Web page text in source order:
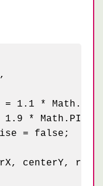
centerY,